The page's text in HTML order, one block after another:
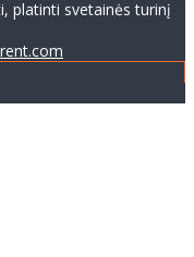
platinti svetainės turinį